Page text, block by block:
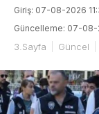
Giriş: 07-08-2026
Güncelleme: 07-08-
3.Sayfa Güncel